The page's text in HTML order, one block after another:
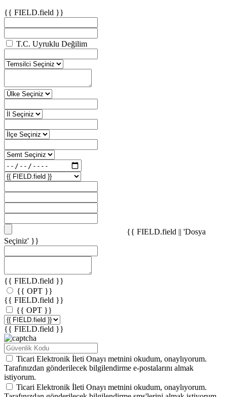
{{ FIELD.field }}
T.C. Uyruklu Değilim
{{ FIELD.field || 'Dosya
Seçiniz' }}
{{ FIELD.field }}
{{ OPT }}
{{ FIELD.field }}
{{ OPT }}
{{ FIELD.field }}
Ticari Elektronik İleti Onayı metnini okudum, onaylıyorum.
Tarafınızdan gönderilecek bilgilendirme e-postalarını almak
istiyorum.
Ticari Elektronik İleti Onayı metnini okudum, onaylıyorum.